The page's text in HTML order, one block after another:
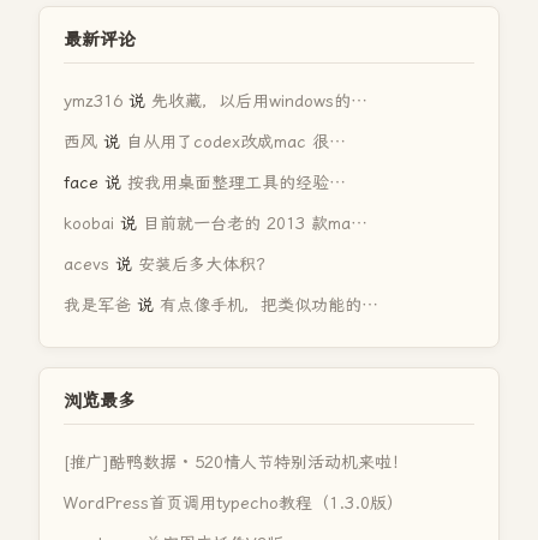
最新评论
ymz316 说 先收藏，以后用windows的…
西风 说 自从用了codex改成mac 很…
face 说 按我用桌面整理工具的经验…
koobai 说 目前就一台老的 2013 款ma…
acevs 说 安装后多大体积？
我是军爸 说 有点像手机，把类似功能的…
浏览最多
[推广]酷鸭数据 · 520情人节特别活动机来啦！
WordPress首页调用typecho教程（1.3.0版）